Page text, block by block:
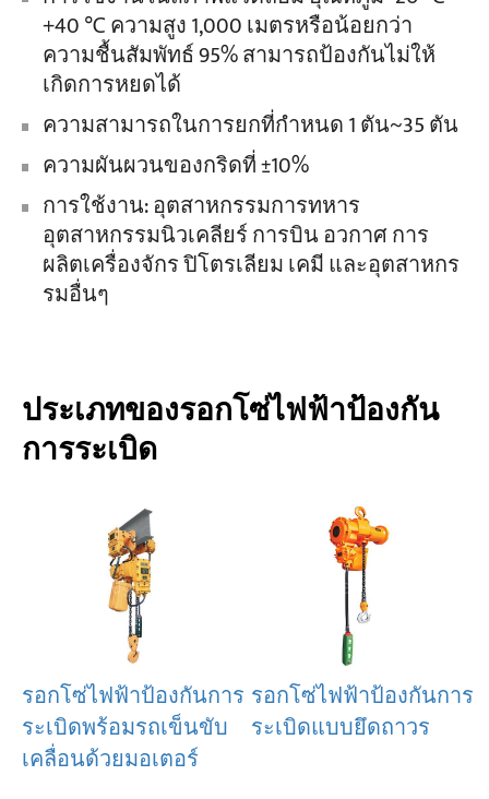
โครงการ
ข่าว
การใช้งาน
เกี่ยวกับเรา
ติดต่อเรา
+40 ℃ ความสูง 1,000 เมตรหรือน้อยกว่า
ความชื้นสัมพัทธ์ 95% สามารถป้องกันไม่ให้
เกิดการหยดได้
ความสามารถในการยกที่กำหนด 1 ตัน~35 ตัน
ความผันผวนของกริดที่ ±10%
การใช้งาน: อุตสาหกรรมการทหาร
อุตสาหกรรมนิวเคลียร์ การบิน อวกาศ การ
ผลิตเครื่องจักร ปิโตรเลียม เคมี และอุตสาหกร
รมอื่นๆ
ประเภทของรอกโซ่ไฟฟ้าป้องกัน
การระเบิด
รอกโซ่ไฟฟ้าป้องกันการ
ระเบิดพร้อมรถเข็นขับ
เคลื่อนด้วยมอเตอร์
รอกโซ่ไฟฟ้าป้องกันการ
ระเบิดแบบยึดถาวร